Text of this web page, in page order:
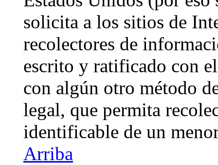
solicita a los sitios de
recolectores de
escrito y ratificado con
con algún otro método
legal, que permita
identificable de un
Arriba